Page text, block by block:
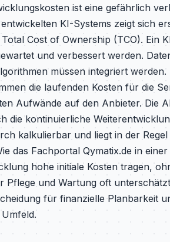
ist eine gefährlich
KI-Systems zeigt sich
Cost of Ownership (TCO). Ein
und verbessert werden.
müssen integriert
die laufenden Kosten für die
Aufwände auf den Anbieter. Die
die kontinuierliche
kalkulierbar und liegt in der
das Fachportal Qymatix.de in
hohe initiale Kosten tragen,
Pflege und Wartung oft
für finanzielle Planbarkeit